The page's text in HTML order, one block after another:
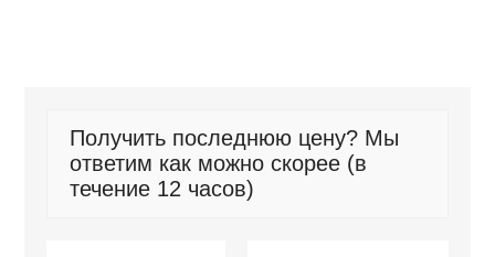
Получить последнюю цену? Мы
ответим как можно скорее (в
течение 12 часов)